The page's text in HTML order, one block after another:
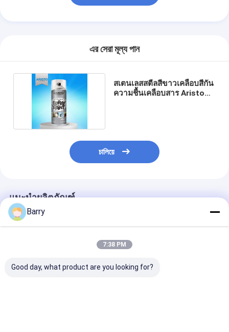
এর সেরা মূল্য পান
สเตนเลสสตีลสีขาวเคลือบสีกัน
ความชื้นเคลือบสาร Aristo
চালিয়ে
แนะนำผลิตภัณฑ์
Barry
7:38 PM
Good day, what product are you looking for?